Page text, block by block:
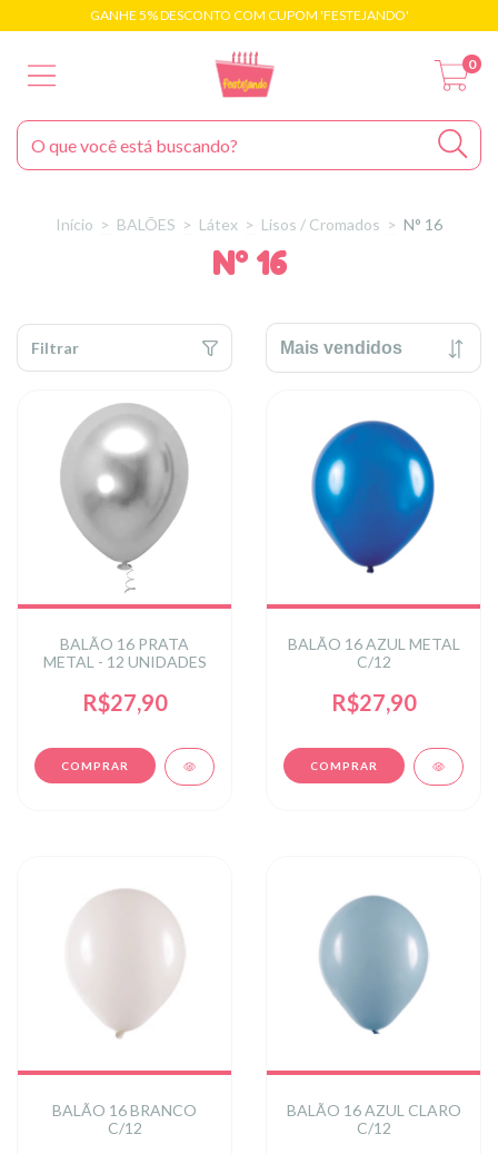
GANHE 5% DESCONTO COM CUPOM 'FESTEJANDO'
0
Início > BALÕES > Látex > Lisos / Cromados > N° 16
N° 16
Filtrar
BALÃO 16 PRATA
METAL - 12 UNIDADES
R$27,90
BALÃO 16 AZUL METAL
C/12
R$27,90
BALÃO 16 BRANCO
C/12
BALÃO 16 AZUL CLARO
C/12